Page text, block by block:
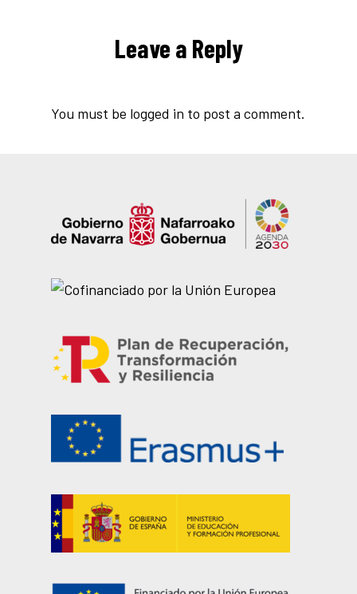
Leave a Reply
You must be logged in to post a comment.